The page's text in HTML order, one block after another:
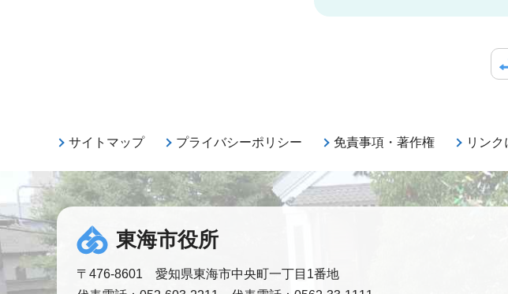
サイトマップ プライバシーポリシー 免責事項・著作権 リンク
東海市役所
〒476-8601 愛知県東海市中央町一丁目1番地